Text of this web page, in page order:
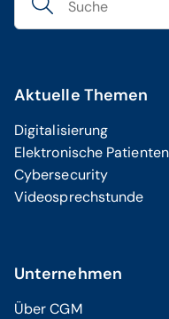
Aktuelle Themen
Digitalisierung
Elektronische
Cybersecurity
Videosprechstunde
Unternehmen
Über CGM